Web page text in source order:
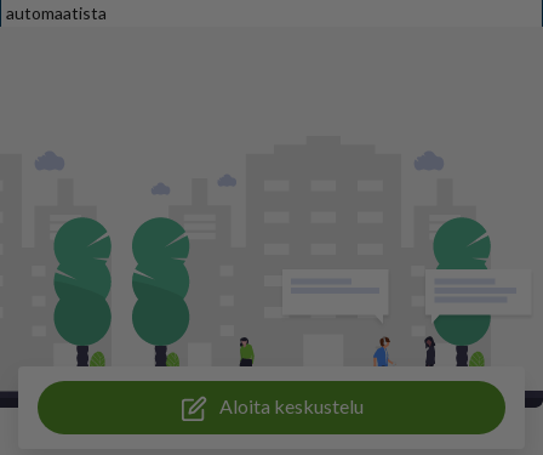
automaatista
Aloita keskustelu